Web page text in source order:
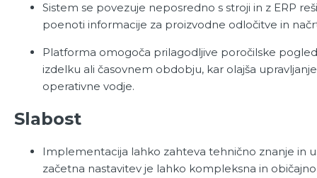
Sistem se povezuje neposredno s stroji in z ERP
poenoti informacije za proizvodne odločitve in
Platforma omogoča prilagodljive poročilske
izdelku ali časovnem obdobju, kar olajša
operativne vodje.
Slabost
Implementacija lahko zahteva tehnično znanje in
začetna nastavitev je lahko kompleksna in